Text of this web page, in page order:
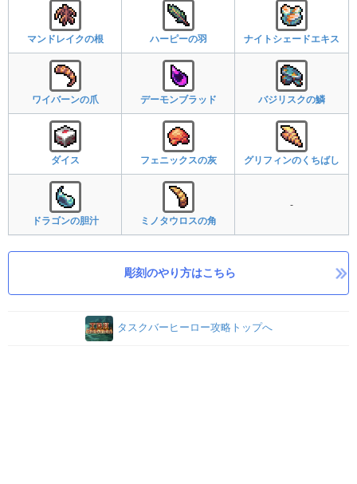
マンドレイクの根 ハーピーの羽 ナイトシェードエキス
ワイバーンの爪 デーモンブラッド バジリスクの鱗
ダイス フェニックスの灰 グリフィンのくちばし
ドラゴンの胆汁 ミノタウロスの角
-
彫刻のやり方はこちら
タスクバーヒーロー攻略トップへ